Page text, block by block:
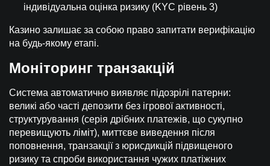
індивідуальна оцінка ризику (KYC рівень 3)
Казино залишає за собою право запитати верифікацію
на будь-якому етапі.
Моніторинг транзакцій
Система автоматично виявляє підозрілі патерни:
великі або часті депозити без ігрової активності,
структурування (серія дрібних платежів, що сукупно
перевищують ліміт), миттєве виведення після
поповнення, транзакції з юрисдикцій підвищеного
ризику та спроби використання чужих платіжних